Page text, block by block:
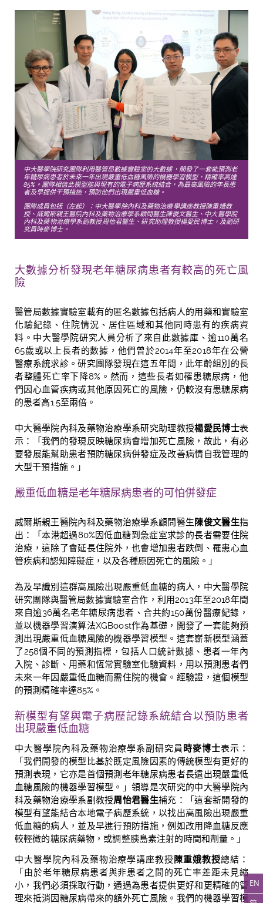
EN
中大醫學院研究團隊利用醫管局數據實驗室的大數據，開發了一套能預測老
年糖尿病患者於未來一年出現嚴重低血糖風險的機器學習模型，精確率高達
85%。團隊相信此模型能與現有的電子病歷系統結合，為最高風險的年長患
者及早提供干預措施，預防他們出現嚴重低血糖。
團隊成員包括（左起）： 中大醫學院內科及藥物治療學講座教授陳重娥教
授、威爾斯親王醫院內科及藥物治療學系顧問醫生陳俊文醫生、 中大醫學院
內科及藥物治療學系副教授周怡君醫生、 研究助理教授楊愛民博士，及副研
究員時麥博士。
大數據分析發現老年糖尿病患者有較高的死亡風
險
醫管局數據實驗室載有的匿名數據包括病人的用藥和實驗室
化驗紀錄、住院情況、居住區域和其他同時患有的疾病資
料。 中大醫學院研究人員分析了來自 此數據庫、逾110萬名
65歲或以上長者的數據，他們曾於2014年至2018年在公營
醫療系統求診。研究團隊發現在這五年間，此年齡組別的長
者整體死亡率下降8% 。然而，這些長者如罹患糖尿病，他
們因心血管疾病或其他原因死亡的風險，仍較沒有患糖尿病
的患者高1.5至兩倍。
中大醫學院內科及藥物治療學系研究助理教授楊愛民博士表
示：「我們的發現反映糖尿病會增加死亡風險，故此，有必
要發展能幫助患者預防糖尿病併發症及改善病情自我管理的
大型干預措施。」
嚴重低血糖是老年糖尿病患者的可怕併發症
威爾斯親王醫院內科及藥物治療學系顧問醫生陳俊文醫生指
出：「本港超過80%因低血糖到急症室求診的長者需要住院
治療，這除了會延長住院外，也會增加患者跌倒、罹患心血
管疾病和認知障礙症，以及各種原因死亡的風險。」
為及早識別這群高風險出現嚴重低血糖的病人，中大醫學院
研究團隊與醫管局數據實驗室合作，利用2013年至2018年間
來自逾36萬名老年糖尿病患者、合共約150萬份醫療紀錄，
並以機器學習演算法XGBoost作為基礎，開發了一套能夠預
測出現嚴重低血糖風險的機器學習模型。這套嶄新模型涵蓋
了258個不同的預測指標，包括人口統計數據、患者一年內
入院、診斷、用藥和恆常實驗室化驗資料，用以預測患者們
未來一年因嚴重低血糖而需住院的機會。經驗證，這個模型
的預測精確率達85% 。
新模型有望與電子病歷記錄系統結合以預防患者
出現嚴重低血糖
中大醫學院內科及藥物治療學系副研究員 時麥博士表示：
「我們開發的模型比基於既定風險因素的傳統模型有更好的
預測表現，它亦是首個預測老年糖尿病患者長遠出現嚴重低
血糖風險的機器學習模型。」領導是次研究的中大醫學院內
科及藥物治療學系副教授周怡君醫生補充：「這套新開發的
模型有望能結合本地電子病歷系統，以找出高風險出現嚴重
低血糖的病人，並及早進行預防措施，例如改用降血糖反應
較輕微的糖尿病藥物，或調整胰島素注射的時間和劑量。」
中大醫學院內科及藥物治療學講座教授陳重娥教授總結：
「由於老年糖尿病患者與非患者之間的死亡率差距未見縮
小，我們必須採取行動，通過為患者提供更好和更精確的管
理來抵消因糖尿病帶來的額外死亡風險。我們的機器學習模